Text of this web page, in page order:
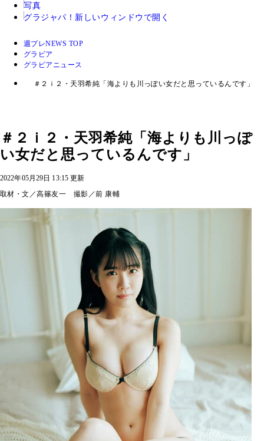
写真
グラジャパ！ 新しいウィンドウで開く
週プレNEWS TOP
グラビア
グラビアニュース
＃２ｉ２・天羽希純「海よりも川っぽい女だと思っているんです」
＃２ｉ２・天羽希純「海よりも川っぽ
い女だと思っているんです」
2022年05月29日 13:15 更新
取材・文／高篠友一 撮影／前 康輔